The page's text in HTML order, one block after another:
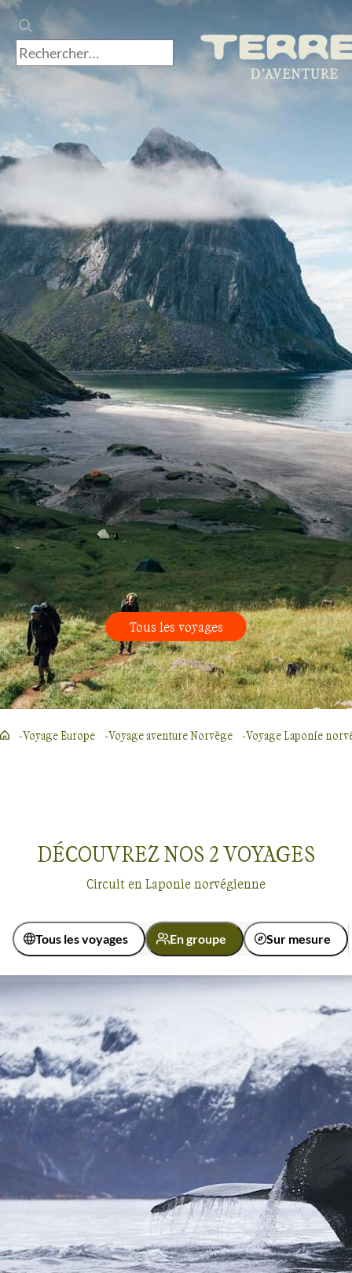
Voyages en groupeLaponie norvégienne
100% de satisfaction(33 avis)
Tous les voyages
Voyage Europe Voyage aventure Norvège Voyage Laponie
DÉCOUVREZ NOS 2VOYAGES
Circuit en Laponie norvégienne
Tous les voyages En groupe Sur mesure
Activité
Aurores boréales
Photographie Randonnée
Âge des enfants
Les 10/13 ans Les 14/16 ans
Refuge, gîte, dortoir Standard